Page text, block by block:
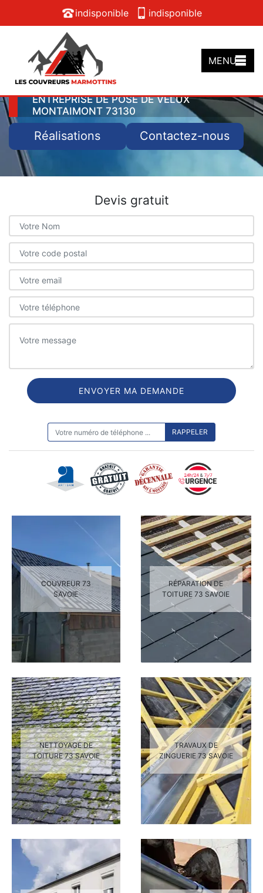
indisponible indisponible
MENU
ENTREPRISE DE POSE DE VELUX
MONTAIMONT 73130
Réalisations Contactez-nous
Devis gratuit
COUVREUR 73
SAVOIE
RÉPARATION DE
TOITURE 73 SAVOIE
NETTOYAGE DE
TOITURE 73 SAVOIE
TRAVAUX DE
ZINGUERIE 73 SAVOIE